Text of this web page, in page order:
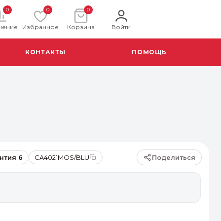
0 0
Избранное
0
Корзина Войти
КОНТАКТЫ ПОМОЩЬ
Поделиться
6 CA4021MOS/BLU